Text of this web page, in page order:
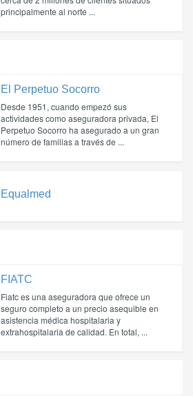
principalmente al norte ...
El Perpetuo Socorro
Desde 1951, cuando empezó sus
actividades como aseguradora privada, El
Perpetuo Socorro ha asegurado a un gran
número de familias a través de ...
Equalmed
FIATC
Fiatc es una aseguradora que ofrece un
seguro completo a un precio asequible en
asistencia médica hospitalaria y
extrahospitalaria de calidad. En total, ...